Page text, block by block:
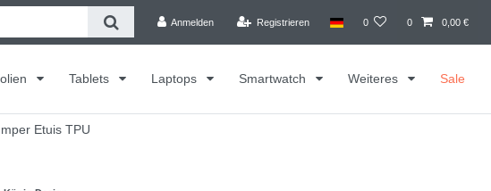
Anmelden Registrieren 0 0 0,00 €
Tablets Laptops Smartwatch Weiteres Sale
Etuis TPU